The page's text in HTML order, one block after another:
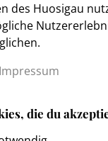
des Huosigau
Impressum
die du